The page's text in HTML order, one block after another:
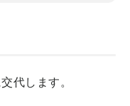
代します。